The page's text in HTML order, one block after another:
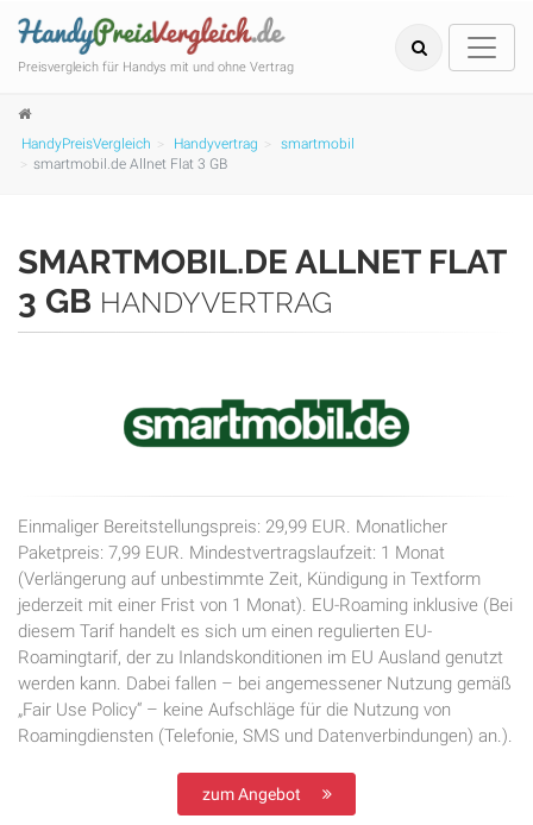
Preisvergleich für Handys mit und ohne Vertrag
HandyPreisVergleich Handyvertrag
smartmobil
smartmobil.de Allnet Flat 3 GB
SMARTMOBIL.DE ALLNET FLAT
3 GB HANDYVERTRAG
Einmaliger Bereitstellungspreis: 29,99 EUR. Monatlicher
Paketpreis: 7,99 EUR. Mindestvertragslaufzeit: 1 Monat
(Verlängerung auf unbestimmte Zeit, Kündigung in Textform
jederzeit mit einer Frist von 1 Monat). EU-Roaming inklusive (Bei
diesem Tarif handelt es sich um einen regulierten EU-
Roamingtarif, der zu Inlandskonditionen im EU Ausland genutzt
werden kann. Dabei fallen – bei angemessener Nutzung gemäß
„Fair Use Policy“ – keine Aufschläge für die Nutzung von
Roamingdiensten (Telefonie, SMS und Datenverbindungen) an.).
zum Angebot